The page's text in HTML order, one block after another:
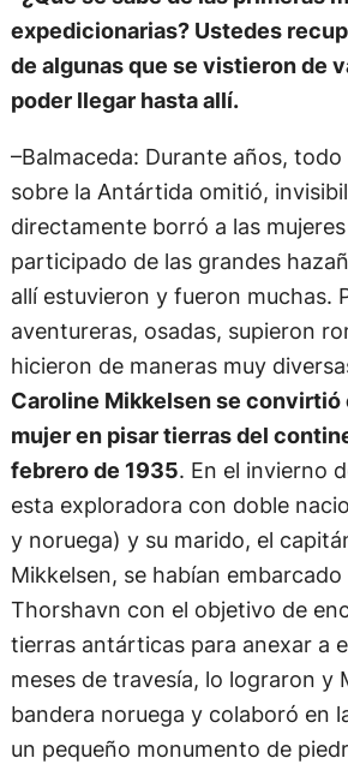
expedicionarias? Ustedes
de algunas que se vistieron de
poder llegar hasta allí.
–Balmaceda: Durante años,
sobre la Antártida omitió,
directamente borró a las
participado de las grandes
allí estuvieron y fueron muchas.
aventureras, osadas, supieron
hicieron de maneras muy
Caroline Mikkelsen se convirtió
mujer en pisar tierras del
febrero de 1935. En el invierno
esta exploradora con doble
y noruega) y su marido, el
Mikkelsen, se habían
Thorshavn con el objetivo de
tierras antárticas para anexar a
meses de travesía, lo lograron y
bandera noruega y colaboró en
un pequeño monumento de